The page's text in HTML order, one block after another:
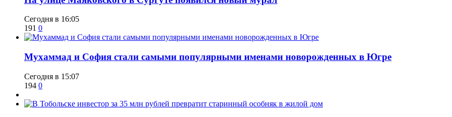
Сегодня в 16:05
191 0
​Мухаммад и София стали самыми популярными именами новорожденных в Югре
Сегодня в 15:07
194 0